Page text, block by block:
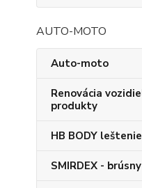
AUTO-MOTO
Auto-moto
Renovácia
produkty
HB BODY leštenie
SMIRDEX -